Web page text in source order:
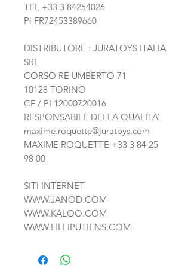
TEL +33 3 84254026
Pi FR72453389660
DISTRIBUTORE : JURATOYS ITALIA
SRL
CORSO RE UMBERTO 71
10128 TORINO
CF / PI 12000720016
RESPONSABILE DELLA QUALITA’
maxime.roquette@juratoys.com
MAXIME ROQUETTE +33 3 84 25
98 00
SITI INTERNET
WWW.JANOD.COM
WWW.KALOO.COM
WWW.LILLIPUTIENS.COM